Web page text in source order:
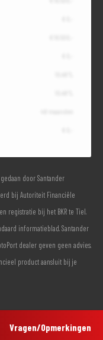
door Santander
bij Autoriteit Financiële
registratie bij het BKR te Tiel.
informatieblad. Santander
dealer geven geen advies.
product aansluit bij je
Vragen/Opmerkingen